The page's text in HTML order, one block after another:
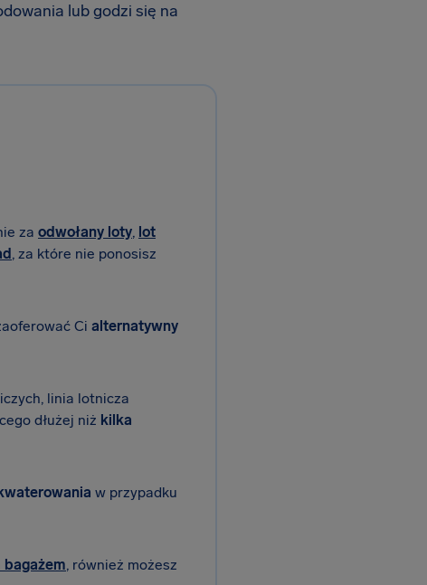
lub godzi się na
za odwołany loty, lot
, za które nie ponosisz
Ci alternatywny
linia lotnicza
dłużej niż kilka
w przypadku
bagażem, również możesz